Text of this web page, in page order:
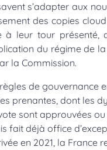
s’adapter aux
des copies
à leur tour présenté,
du régime de
la Commission.
de gouvernance
prenantes, dont les
sont approuvées
fait déjà office
en 2021, la France